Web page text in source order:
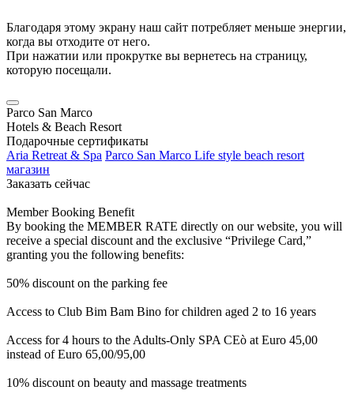
Благодаря этому экрану наш сайт потребляет меньше энергии,
когда вы отходите от него.
При нажатии или прокрутке вы вернетесь на страницу,
которую посещали.
Parco San Marco
Hotels & Beach Resort
Подарочные сертификаты
Aria Retreat & Spa Parco San Marco Life style beach resort
магазин
Заказать сейчас
Member Booking Benefit
By booking the MEMBER RATE directly on our website, you will
receive a special discount and the exclusive “Privilege Card,”
granting you the following benefits:
50% discount on the parking fee
Access to Club Bim Bam Bino for children aged 2 to 16 years
Access for 4 hours to the Adults-Only SPA CEò at Euro 45,00
instead of Euro 65,00/95,00
10% discount on beauty and massage treatments